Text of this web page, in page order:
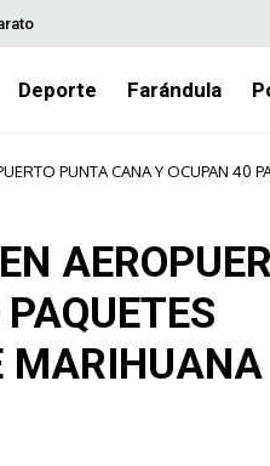
Deporte Farándula
PUNTA CANA Y OCUPAN 40
MARIHUANA